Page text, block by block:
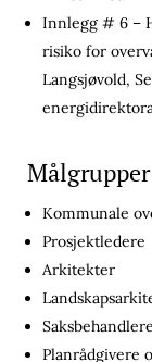
Innlegg # 6 –
risiko for
Langsjøvold,
Kommunale
Prosjektledere
Arkitekter
Saksbehandlere
Planrådgivere